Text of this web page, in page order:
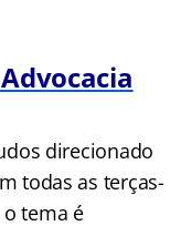
direcionado
todas as terças-
tema é